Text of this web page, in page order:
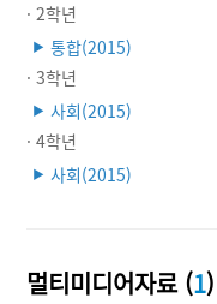
· 2학년
▶ 통합(2015)
· 3학년
▶ 사회(2015)
· 4학년
▶ 사회(2015)
멀티미디어자료 (1)